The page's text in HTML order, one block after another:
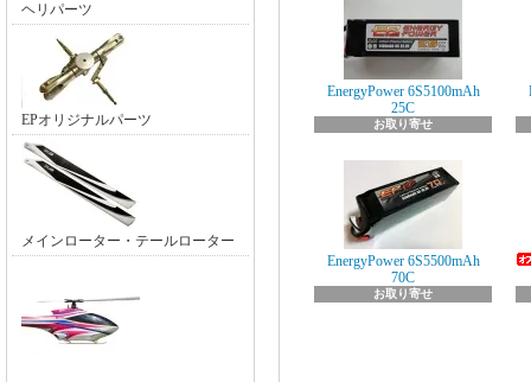
ヘリパーツ
EPオリジナルパーツ
メインローター・テールローター
EnergyPower 6S5100mAh
25C
お取り寄せ
EnergyPower 6S5500mAh
70C
お取り寄せ